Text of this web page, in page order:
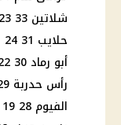
شلاتين 33 23
حلايب 31 24
أبو رماد 30 22
رأس حدربة 29 24
الفيوم 28 19